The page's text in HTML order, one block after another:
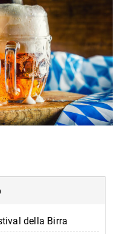
della Birra